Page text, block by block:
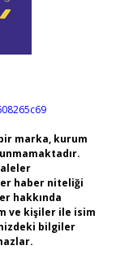
marka, kurum
haber niteliği
hakkında
ve kişiler ile isim
bilgiler